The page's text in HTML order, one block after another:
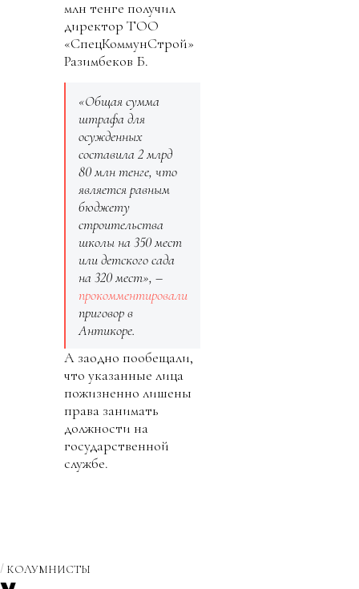
млн тенге получил
директор ТОО
«СпецКоммунСтрой»
Разимбеков Б.
«Общая сумма
штрафа для
осужденных
составила 2 млрд
80 млн тенге, что
является равным
бюджету
строительства
школы на 350 мест
или детского сада
на 320 мест», –
прокомментировали
приговор в
Антикоре.
А заодно пообещали,
что указанные лица
пожизненно лишены
права занимать
должности на
государственной
службе.
КОЛУМНИСТЫ